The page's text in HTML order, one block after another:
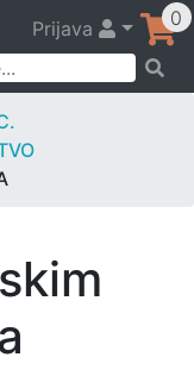
Prijava 0